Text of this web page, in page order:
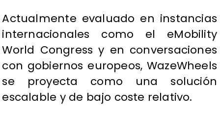
Actualmente evaluado en instancias
internacionales como el eMobility
World Congress y en conversaciones
con gobiernos europeos, WazeWheels
se proyecta como una solución
escalable y de bajo coste relativo.